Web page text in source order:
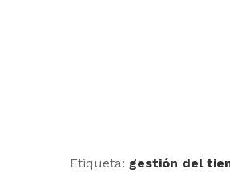
Etiqueta: gestión del